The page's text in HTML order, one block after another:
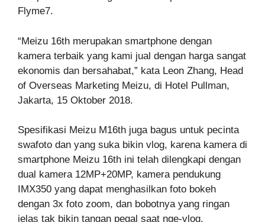
Flyme7.
“Meizu 16th merupakan smartphone dengan
kamera terbaik yang kami jual dengan harga sangat
ekonomis dan bersahabat,” kata Leon Zhang, Head
of Overseas Marketing Meizu, di Hotel Pullman,
Jakarta, 15 Oktober 2018.
Spesifikasi Meizu M16th juga bagus untuk pecinta
swafoto dan yang suka bikin vlog, karena kamera di
smartphone Meizu 16th ini telah dilengkapi dengan
dual kamera 12MP+20MP, kamera pendukung
IMX350 yang dapat menghasilkan foto bokeh
dengan 3x foto zoom, dan bobotnya yang ringan
jelas tak bikin tangan pegal saat nge-vlog.